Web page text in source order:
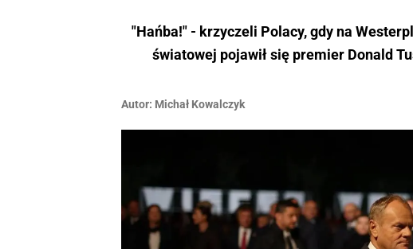
"Hańba!" - krzyczeli Polacy, gdy na
światowej pojawił się premier Donald
Autor: Michał Kowalczyk